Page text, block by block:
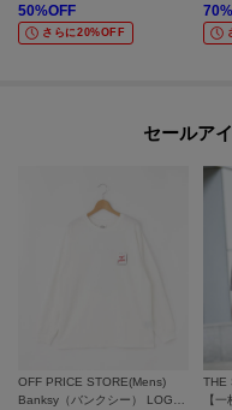
トが作れます。
＝＝＝＝＝＝＝＝＝＝＝＝＝＝
50%OFF
さらに20%OFF
70
セールア
OFF PRICE STORE(Mens)
THE